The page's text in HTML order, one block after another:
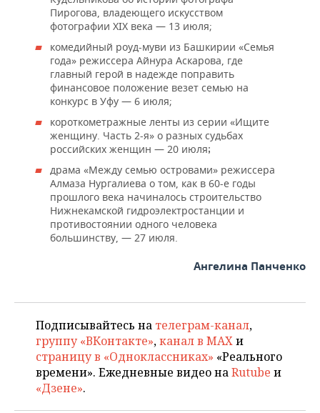
Пирогова, владеющего искусством
фотографии XIX века — 13 июля;
комедийный роуд-муви из Башкирии «Семья
года» режиссера Айнура Аскарова, где
главный герой в надежде поправить
финансовое положение везет семью на
конкурс в Уфу — 6 июля;
короткометражные ленты из серии «Ищите
женщину. Часть 2-я» о разных судьбах
российских женщин — 20 июля;
драма «Между семью островами» режиссера
Алмаза Нургалиева о том, как в 60-е годы
прошлого века начиналось строительство
Нижнекамской гидроэлектростанции и
противостоянии одного человека
большинству, — 27 июля.
Ангелина Панченко
Подписывайтесь на телеграм-канал,
группу «ВКонтакте»,канал в MAXи
страницу в «Одноклассниках» «Реального
времени». Ежедневные видео наRutube и
«Дзене».